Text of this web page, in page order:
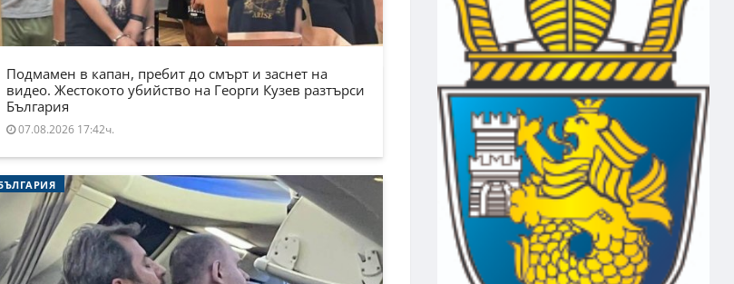
Подмамен в капан, пребит до смърт и заснет на
видео. Жестокото убийство на Георги Кузев разтърси
България
07.08.2026 17:42ч.